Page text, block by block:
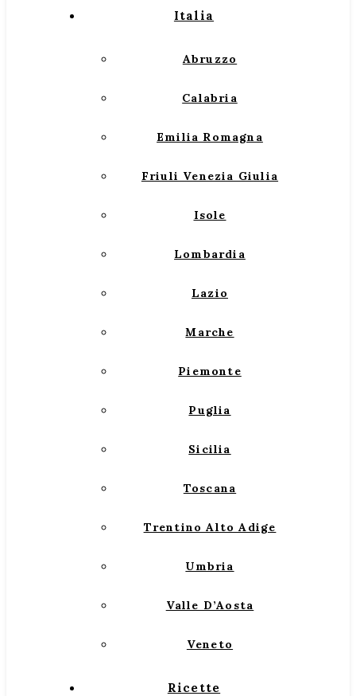
Italia
Abruzzo
Calabria
Emilia Romagna
Friuli Venezia Giulia
Isole
Lombardia
Lazio
Marche
Piemonte
Puglia
Sicilia
Toscana
Trentino Alto Adige
Umbria
Valle D’Aosta
Veneto
Ricette